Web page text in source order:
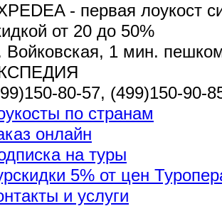
- первая лоукост
от 20 до 50%
Войковская, 1 мин.
80-57, (499)150-90-
по странам
онлайн
на туры
5% от цен
и услуги